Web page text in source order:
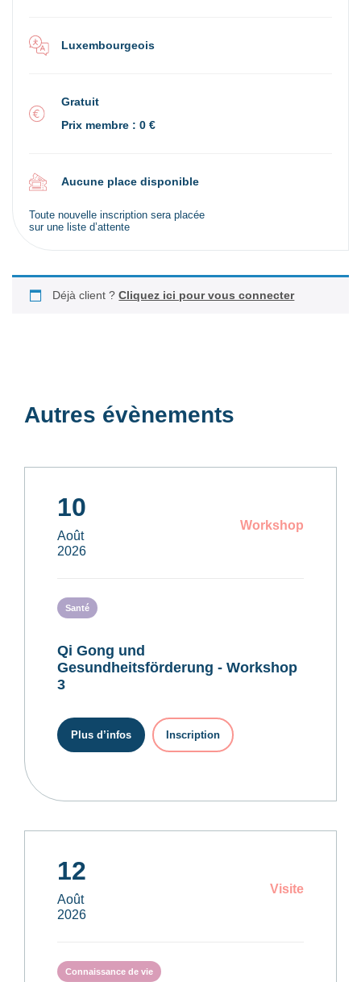
Luxembourgeois
Gratuit
Prix membre : 0 €
Aucune place disponible
Toute nouvelle inscription sera placée
sur une liste d’attente
Déjà client ?Cliquez ici pour vous connecter
Autres évènements
10
Août
2026
Workshop
Santé
Qi Gong und
Gesundheitsförderung - Workshop
3
Plus d’infos Inscription
12
Août
2026
Visite
Connaissance de vie